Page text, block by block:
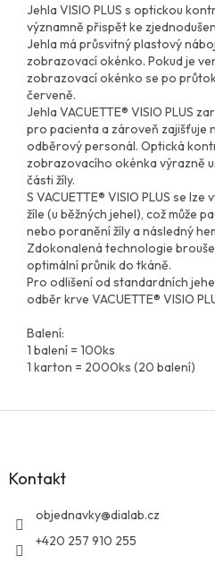
Jehla VISIO PLUS s optickou
významně přispět ke
Jehla má průsvitný plastový
zobrazovací okénko. Pokud je
zobrazovací okénko se po
červeně.
Jehla VACUETTE® VISIO PLUS
pro pacienta a zároveň zajišťuje
odběrový personál. Optická
zobrazovacího okénka výrazně
části žíly.
S VACUETTE® VISIO PLUS se
žíle (u běžných jehel), což může
nebo poranění žíly a následný
Zdokonalená technologie
optimální průnik do tkáně.
Pro odlišení od standardních
odběr krve VACUETTE® VISIO
Balení:
1 balení = 100ks
1 karton = 2000ks (20 balení)
Z
Kontakt
objednavky@dialab.cz
+420 257 910 255